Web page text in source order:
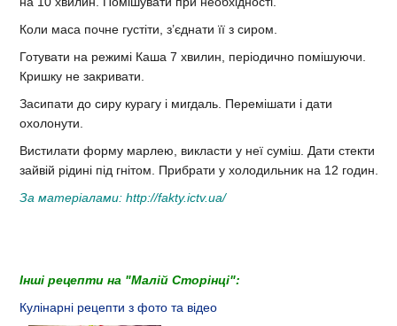
Коли маса почне густіти, з’єднати її з сиром.
Готувати на режимі Каша 7 хвилин, періодично помішуючи.
Кришку не закривати.
Засипати до сиру курагу і мигдаль. Перемішати і дати
охолонути.
Вистилати форму марлею, викласти у неї суміш. Дати стекти
зайвій рідині під гнітом. Прибрати у холодильник на 12 годин.
За матеріалами: http://fakty.ictv.ua/
Інші рецепти на "Малій Сторінці":
Кулінарні рецепти з фото та відео